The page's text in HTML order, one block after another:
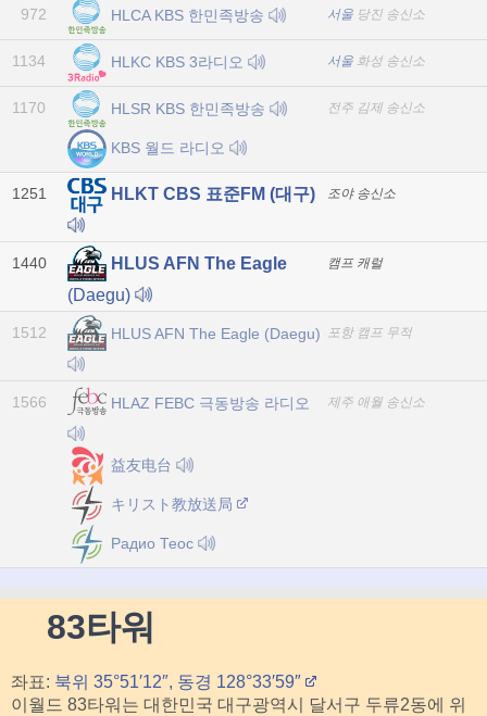
972 HLCA KBS 한민족방송 서울 당진 송신소
1134 HLKC KBS 3라디오 서울 화성 송신소
1170 HLSR KBS 한민족방송
KBS 월드 라디오
전주 김제 송신소
1251 HLKT CBS 표준FM (대구) 조야 송신소
1440
HLUS AFN The Eagle
(Daegu)
캠프 캐럴
1512 HLUS AFN The Eagle (Daegu) 포항 캠프 무적
1566 HLAZ FEBC 극동방송 라디오
益友电台
キリスト教放送局
Радио Теос
제주 애월 송신소
83타워
좌표: 북위 35°51′12″, 동경 128°33′59″
이월드 83타워는 대한민국 대구광역시 달서구 두류2동에 위